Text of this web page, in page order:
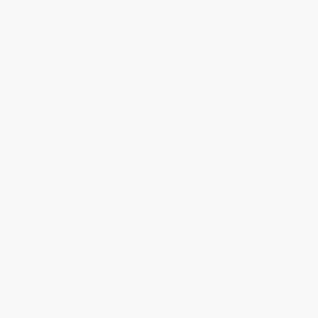
Öffnungszeiten und Informationen zu
erfolgt sind.
Raum werden aufgegriffen.